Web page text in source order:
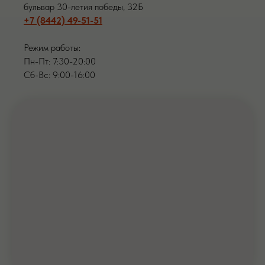
бульвар 30-летия победы, 32Б
+7 (8442) 49-51-51
Режим работы:
Пн-Пт: 7:30-20:00
Сб-Вс: 9:00-16:00